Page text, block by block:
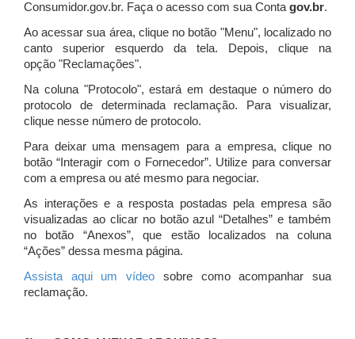
Consumidor.gov.br. Faça o acesso com sua Contagov.br.
Ao acessar sua área, clique no botão "Menu", localizado no
canto superior esquerdo da tela. Depois, clique na
opção "Reclamações".
Na coluna "Protocolo", estará em destaque o número do
protocolo de determinada reclamação. Para visualizar,
clique nesse número de protocolo.
Para deixar uma mensagem para a empresa, clique no
botão “Interagir com o Fornecedor”. Utilize para conversar
com a empresa ou até mesmo para negociar.
As interações e a resposta postadas pela empresa são
visualizadas ao clicar no botão azul “Detalhes” e também
no botão “Anexos”, que estão localizados na coluna
“Ações” dessa mesma página.
Assista aqui um vídeo sobre como acompanhar sua
reclamação.